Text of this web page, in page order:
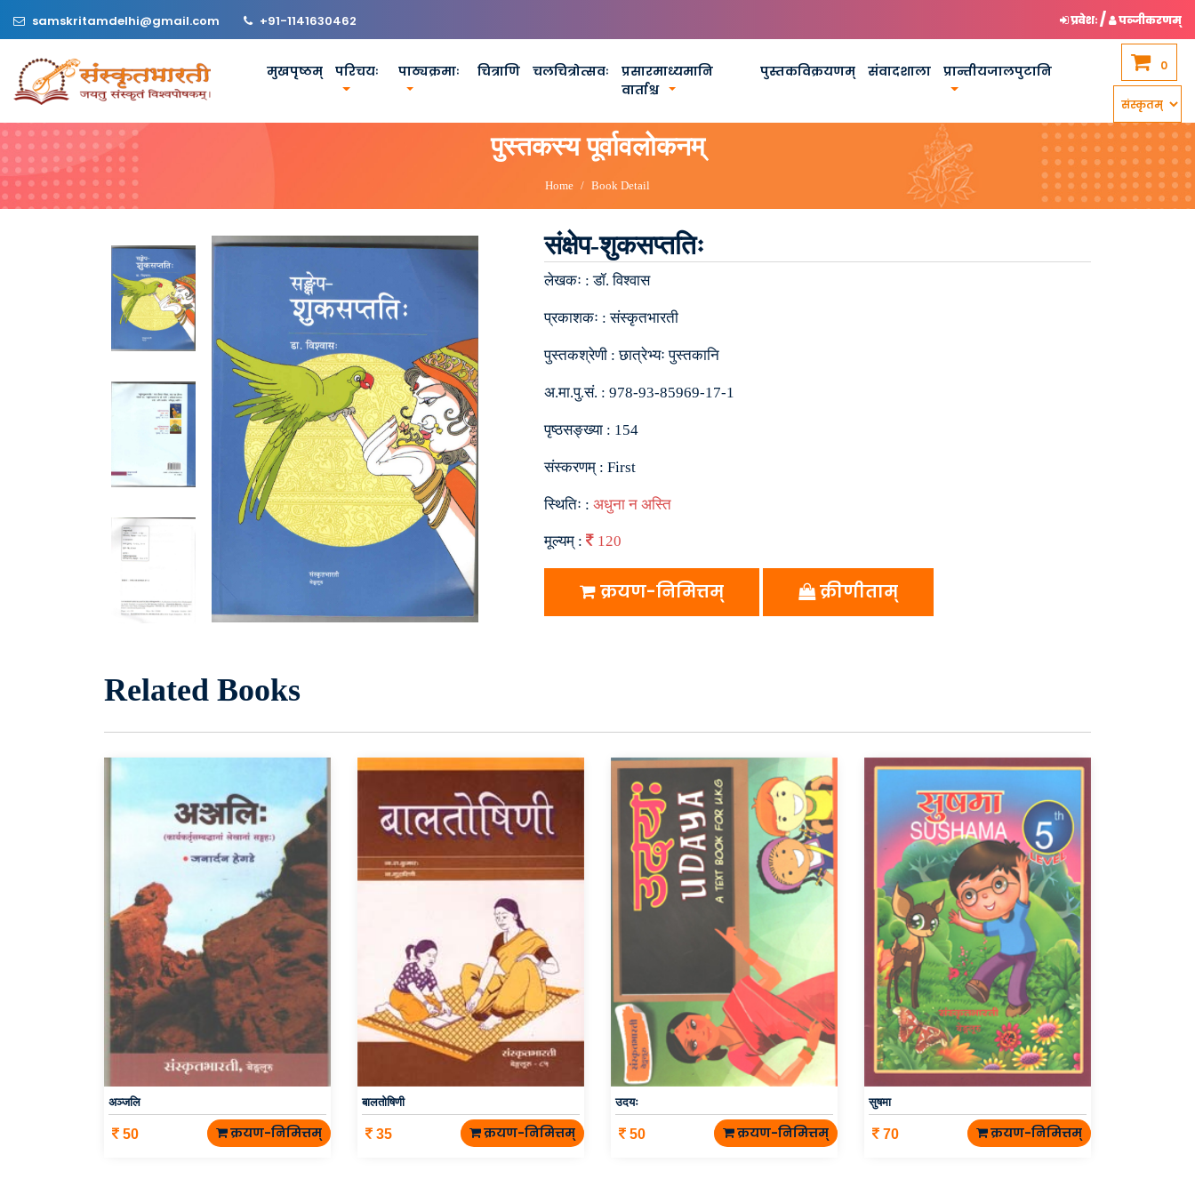
samskritamdelhi@gmail.com +91-1141630462 प्रवेशः/ पञ्जीकरणम्
मुखपृष्ठम् परिचयः पाठ्यक्रमाः चित्राणि चलचित्रोत्सवः
प्रसारमाध्यमानि
वार्ताश्च
पुस्तकविक्रयणम् संवादशाला प्रान्तीयजालपुटानि 0
पुस्तकस्य पूर्वावलोकनम्
Home Book Detail
संक्षेप-शुकसप्ततिः
लेखकः :डॉ. विश्वास
प्रकाशकः :संस्कृतभारती
पुस्तकश्रेणी :छात्रेभ्यः पुस्तकानि
अ.मा.पु.सं. : 978-93-85969-17-1
पृष्ठसङ्ख्या : 154
संस्करणम् : First
स्थितिः : अधुना न अस्ति
मूल्यम् : 120
क्रयण-निमित्तम् क्रीणीताम्
Related Books
अञ्जलि
50 क्रयण-निमित्तम्
बालतोषिणी
35 क्रयण-निमित्तम्
उदयः
50 क्रयण-निमित्तम्
सुषमा
70 क्रयण-निमित्तम्